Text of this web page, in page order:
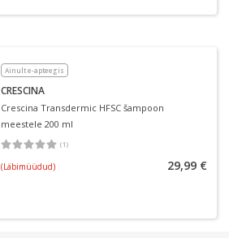
Ainult e-apteegis
CRESCINA
Crescina Transdermic HFSC šampoon
meestele 200 ml
(1)
Keskmine hinnang 5.00
(Läbimüüdud) 29,99 €